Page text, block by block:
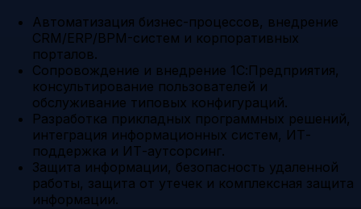
Автоматизация бизнес-процессов, внедрение
CRM/ERP/BPM-систем и корпоративных
порталов.
Сопровождение и внедрение 1С:Предприятия,
консультирование пользователей и
обслуживание типовых конфигураций.
Разработка прикладных программных решений,
интеграция информационных систем, ИТ-
поддержка и ИТ-аутсорсинг.
Защита информации, безопасность удаленной
работы, защита от утечек и комплексная защита
информации.